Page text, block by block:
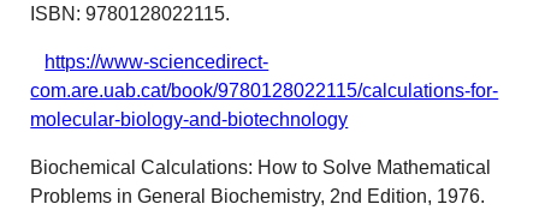
ISBN: 9780128022115.
https://www-sciencedirect-
com.are.uab.cat/book/9780128022115/calculations-for-
molecular-biology-and-biotechnology
Biochemical Calculations: How to Solve Mathematical
Problems in General Biochemistry, 2nd Edition, 1976.